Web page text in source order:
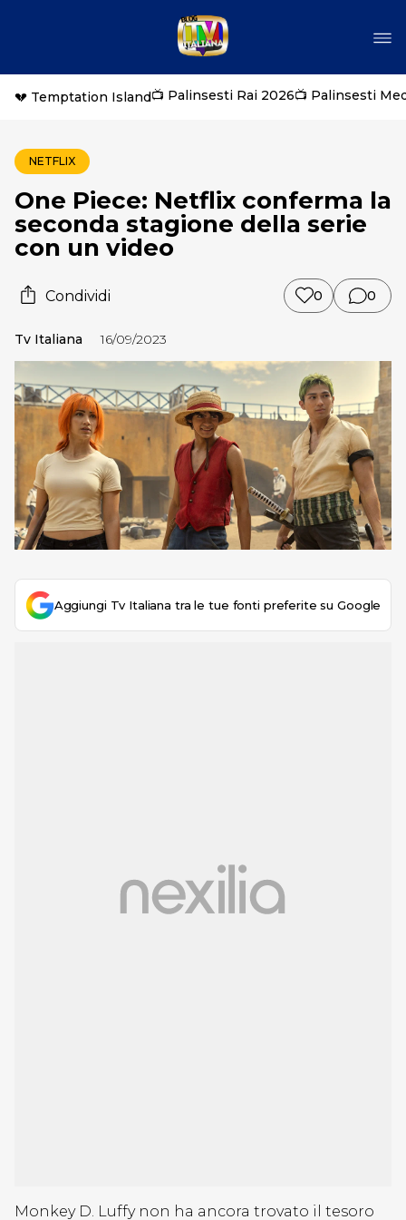
💔 Temptation Island📺 Palinsesti Rai 2026📺 Palinsesti
NETFLIX
One Piece: Netflix conferma la
seconda stagione della serie
con un video
Condividi 0 0
Tv Italiana 16/09/2023
Aggiungi Tv Italiana tra le tue fonti preferite su Google
Monkey D. Luffy non ha ancora trovato il tesoro